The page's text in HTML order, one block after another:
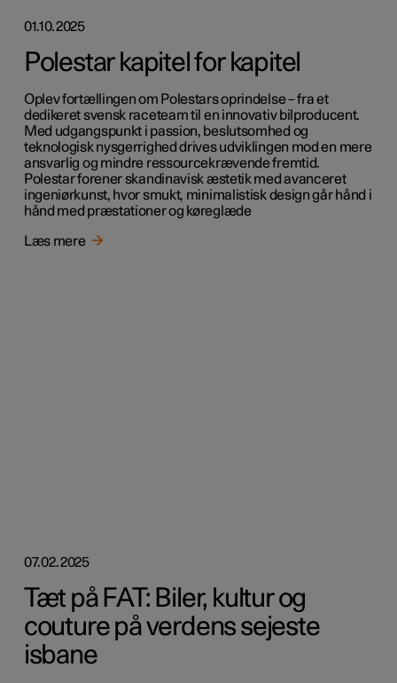
01.10.2025
Polestar kapitel for kapitel
Oplev fortællingen om Polestars oprindelse – fra et
dedikeret svensk raceteam til en innovativ bilproducent.
Med udgangspunkt i passion, beslutsomhed og
teknologisk nysgerrighed drives udviklingen mod en mere
ansvarlig og mindre ressourcekrævende fremtid.
Polestar forener skandinavisk æstetik med avanceret
ingeniørkunst, hvor smukt, minimalistisk design går hånd i
hånd med præstationer og køreglæde
Læs mere
07.02.2025
Tæt på FAT: Biler, kultur og
couture på verdens sejeste
isbane